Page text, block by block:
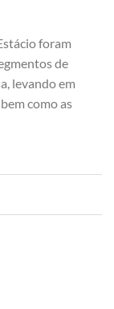
foram
de
levando em
como as